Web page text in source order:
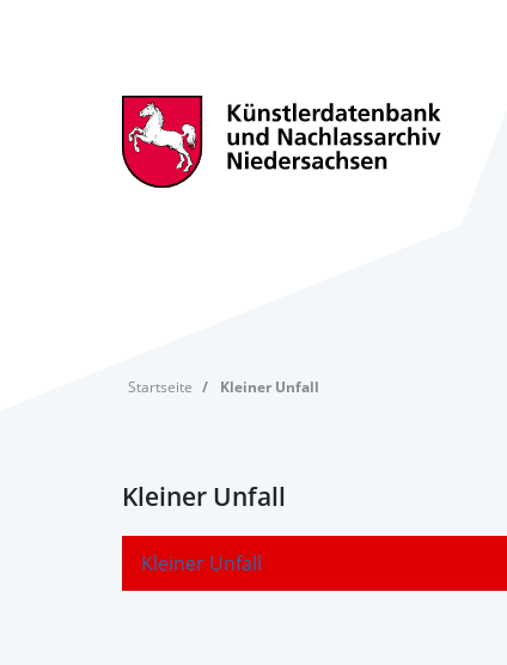
Startseite Kleiner Unfall
Kleiner Unfall
Kleiner Unfall